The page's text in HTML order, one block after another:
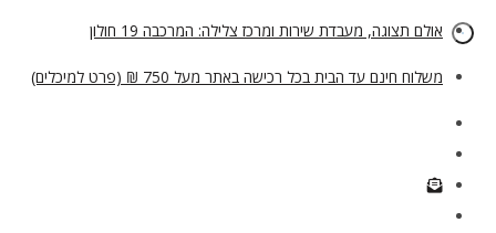
אולם תצוגה, מעבדת שירות ומרכז צלילה: המרכבה 19 חולון
משלוח חינם עד הבית בכל רכישה באתר מעל 750 ₪ (פרט למיכלים)